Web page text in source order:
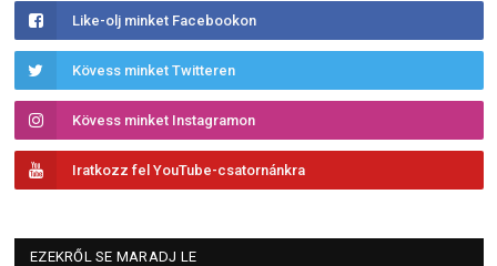
Like-olj minket Facebookon
Kövess minket Twitteren
Kövess minket Instagramon
Iratkozz fel YouTube-csatornánkra
EZEKRŐL SE MARADJ LE